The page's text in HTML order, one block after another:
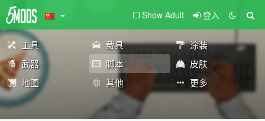
Show Adult 登入
工具 载具
涂装
武器
脚本
皮肤
地图
其他 更多